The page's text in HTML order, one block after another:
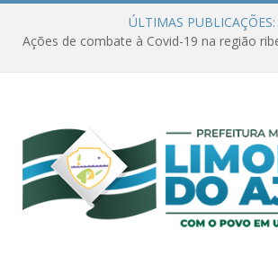
ÚLTIMAS PUBLICAÇÕES: